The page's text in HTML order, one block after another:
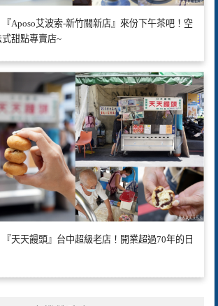
『Aposo艾波索-新竹關新店』來份下午茶吧！空
甜點專賣店~
『天天饅頭』台中超級老店！開業超過70年的日